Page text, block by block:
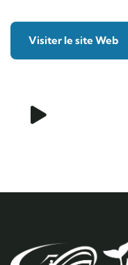
Visiter le site Web